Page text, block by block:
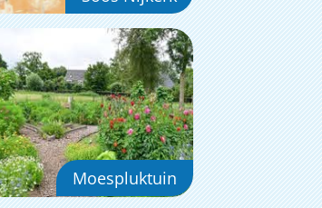
Moespluktuin